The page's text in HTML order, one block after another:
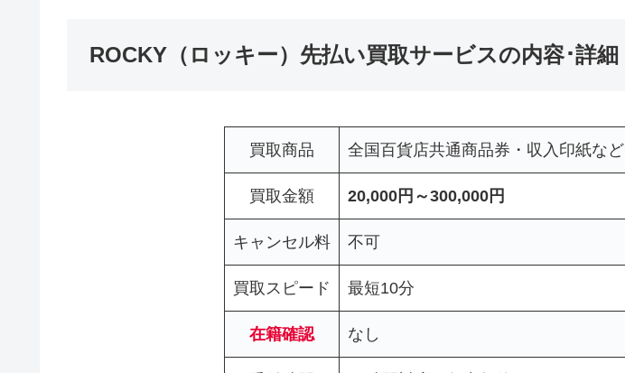
ROCKY（ロッキー）先払い買取サービスの内容･詳細
買取商品 全国百貨店共通商品券・収入印紙など
買取金額 20,000円～300,000円
キャンセル料 不可
買取スピード 最短10分
在籍確認 なし